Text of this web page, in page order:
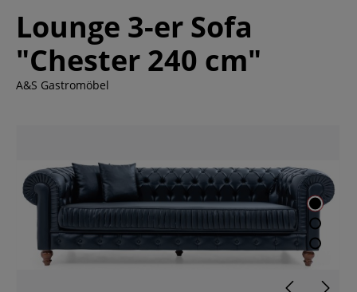
Lounge 3-er Sofa
"Chester 240 cm"
A&S Gastromöbel